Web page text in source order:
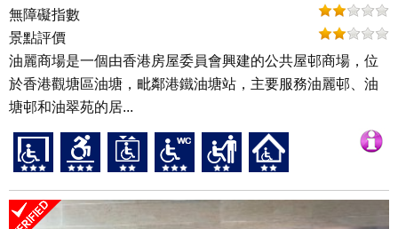
無障礙指數
景點評價
油麗商場是一個由香港房屋委員會興建的公共屋邨商場，位
於香港觀塘區油塘，毗鄰港鐵油塘站，主要服務油麗邨、油
塘邨和油翠苑的居...